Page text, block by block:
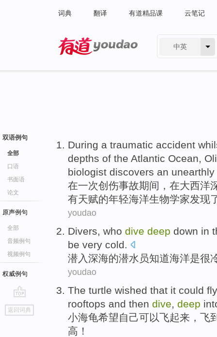
词典 翻译 有道精品课 云笔记
中英
双语例句
全部
口语
书面语
论文
原声例句
全部
音频例句
视频例句
权威例句
go
top
返回词典
During a traumatic accident
depths of the Atlantic Ocean,
biologist discovers an unearthly
在一次创伤事故期间， 在大西洋
有天赋的年轻海洋生物学家发现
youdao
Divers, who dive deep down in
be very cold.
潜入深海的潜水员知道海洋是很
youdao
The turtle wished that it could fly
rooftops and then dive deep
小海龟希望 自己可以飞起来，飞
高！